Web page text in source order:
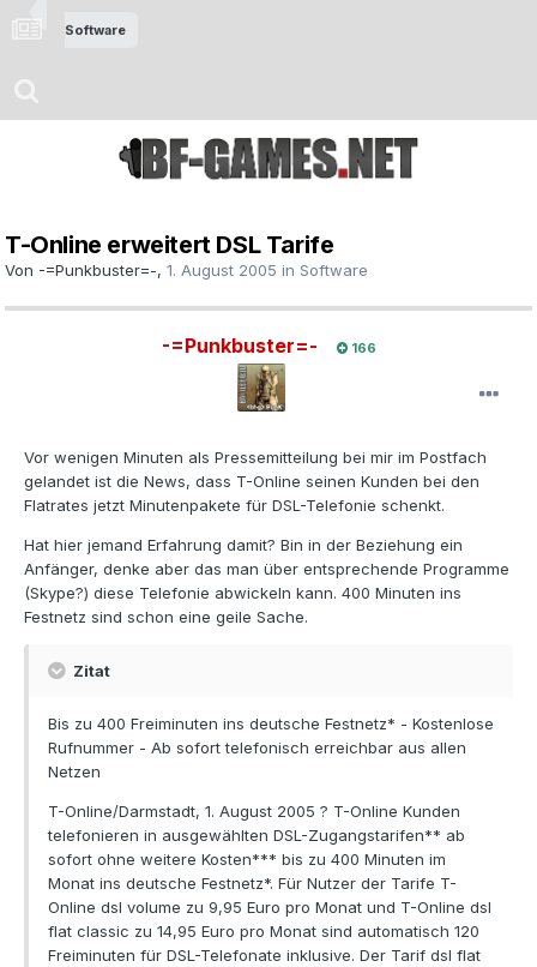
Software
T-Online erweitert DSL Tarife
Von -=Punkbuster=-, 1. August 2005 in Software
-=Punkbuster=- 166
Vor wenigen Minuten als Pressemitteilung bei mir im Postfach
gelandet ist die News, dass T-Online seinen Kunden bei den
Flatrates jetzt Minutenpakete für DSL-Telefonie schenkt.
Hat hier jemand Erfahrung damit? Bin in der Beziehung ein
Anfänger, denke aber das man über entsprechende Programme
(Skype?) diese Telefonie abwickeln kann. 400 Minuten ins
Festnetz sind schon eine geile Sache.
Zitat
Bis zu 400 Freiminuten ins deutsche Festnetz* - Kostenlose
Rufnummer - Ab sofort telefonisch erreichbar aus allen
Netzen
T-Online/Darmstadt, 1. August 2005 ? T-Online Kunden
telefonieren in ausgewählten DSL-Zugangstarifen** ab
sofort ohne weitere Kosten*** bis zu 400 Minuten im
Monat ins deutsche Festnetz*. Für Nutzer der Tarife T-
Online dsl volume zu 9,95 Euro pro Monat und T-Online dsl
flat classic zu 14,95 Euro pro Monat sind automatisch 120
Freiminuten für DSL-Telefonate inklusive. Der Tarif dsl flat